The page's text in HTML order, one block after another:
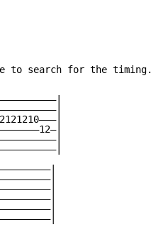
to search for the timing.